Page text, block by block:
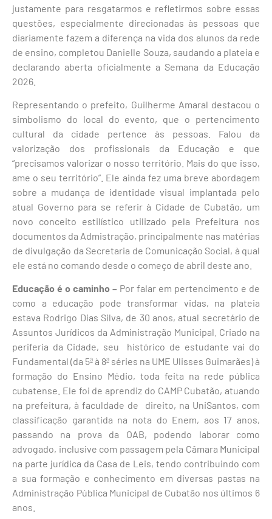
justamente para resgatarmos e refletirmos sobre essas
questões, especialmente direcionadas às pessoas que
diariamente fazem a diferença na vida dos alunos da rede
de ensino, completou Danielle Souza, saudando a plateia e
declarando aberta oficialmente a Semana da Educação
2026.
Representando o prefeito, Guilherme Amaral destacou o
simbolismo do local do evento, que o pertencimento
cultural da cidade pertence às pessoas. Falou da
valorização dos profissionais da Educação e que
“precisamos valorizar o nosso território. Mais do que isso,
ame o seu território”. Ele ainda fez uma breve abordagem
sobre a mudança de identidade visual implantada pelo
atual Governo para se referir à Cidade de Cubatão, um
novo conceito estilístico utilizado pela Prefeitura nos
documentos da Admistração, principalmente nas matérias
de divulgação da Secretaria de Comunicação Social, à qual
ele está no comando desde o começo de abril deste ano.
Educação é o caminho – Por falar em pertencimento e de
como a educação pode transformar vidas, na plateia
estava Rodrigo Dias Silva, de 30 anos, atual secretário de
Assuntos Jurídicos da Administração Municipal. Criado na
periferia da Cidade, seu histórico de estudante vai do
Fundamental (da 5ª à 8ª séries na UME Ulisses Guimarães) à
formação do Ensino Médio, toda feita na rede pública
cubatense. Ele foi de aprendiz do CAMP Cubatão, atuando
na prefeitura, à faculdade de direito, na UniSantos, com
classificação garantida na nota do Enem, aos 17 anos,
passando na prova da OAB, podendo laborar como
advogado, inclusive com passagem pela Câmara Municipal
na parte jurídica da Casa de Leis, tendo contribuindo com
a sua formação e conhecimento em diversas pastas na
Administração Pública Municipal de Cubatão nos últimos 6
anos.